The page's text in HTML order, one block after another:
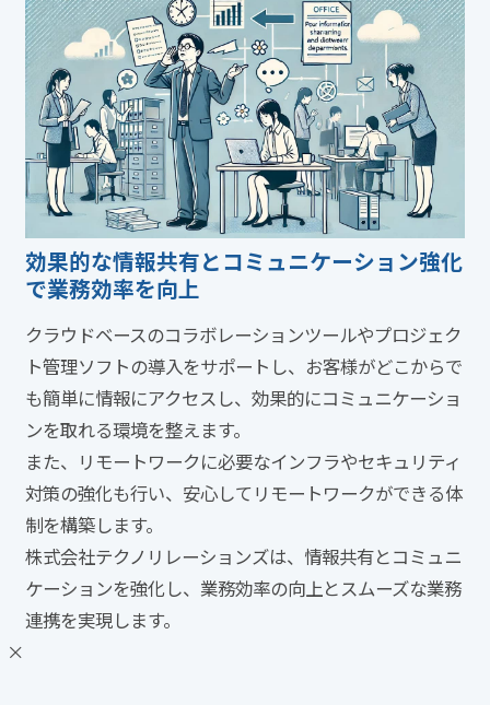
効果的な情報共有とコミュニケーション強化
で業務効率を向上
クラウドベースのコラボレーションツールやプロジェク
ト管理ソフトの導入をサポートし、お客様がどこからで
も簡単に情報にアクセスし、効果的にコミュニケーショ
ンを取れる環境を整えます。
また、リモートワークに必要なインフラやセキュリティ
対策の強化も行い、安心してリモートワークができる体
制を構築します。
株式会社テクノリレーションズは、情報共有とコミュニ
ケーションを強化し、業務効率の向上とスムーズな業務
連携を実現します。
×